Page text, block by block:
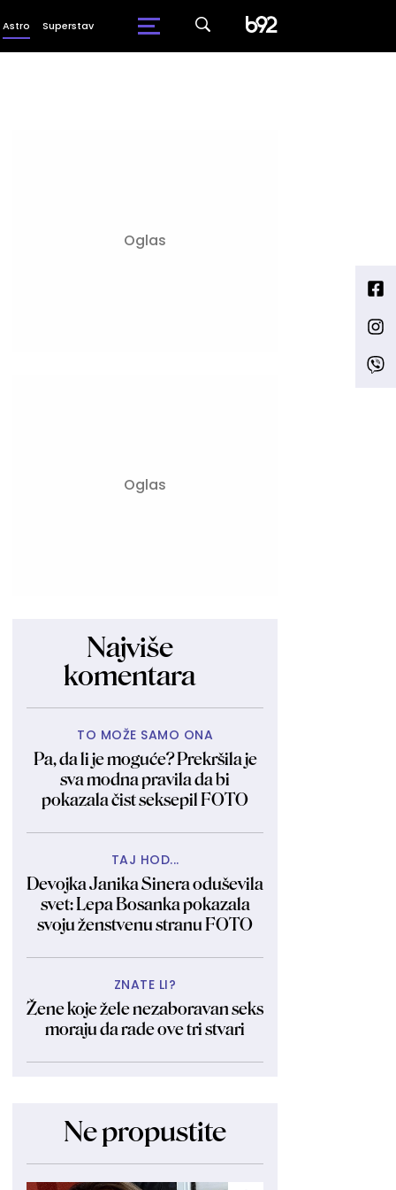
Astro Superstav
Najviše
komentara
TO MOŽE SAMO ONA
Pa, da li je moguće? Prekršila je
sva modna pravila da bi
pokazala čist seksepil FOTO
TAJ HOD...
Devojka Janika Sinera oduševila
svet: Lepa Bosanka pokazala
svoju ženstvenu stranu FOTO
ZNATE LI?
Žene koje žele nezaboravan seks
moraju da rade ove tri stvari
Ne propustite